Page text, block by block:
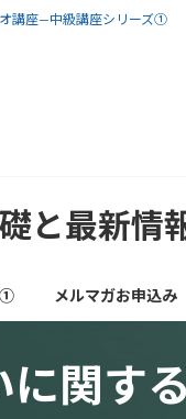
講座—中級講座シリーズ①
と最新
① メルマガお申込み
関す